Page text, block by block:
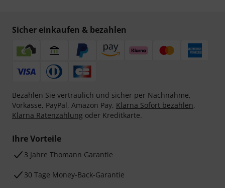
Sicher einkaufen & bezahlen
Bezahlen Sie vertraulich und sicher per Nachnahme,
Vorkasse, PayPal, Amazon Pay, Klarna Sofort bezahlen,
Klarna Ratenzahlung oder Kreditkarte.
Ihre Vorteile
3 Jahre Thomann Garantie
30 Tage Money-Back-Garantie